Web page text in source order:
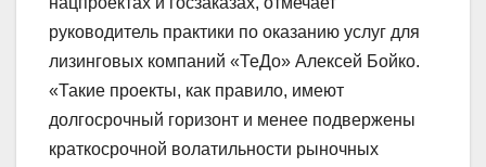
руководитель практики по оказанию услуг для
лизинговых компаний «ТеДо» Алексей Бойко.
«Такие проекты, как правило, имеют
долгосрочный горизонт и менее подвержены
краткосрочной волатильности рыночных